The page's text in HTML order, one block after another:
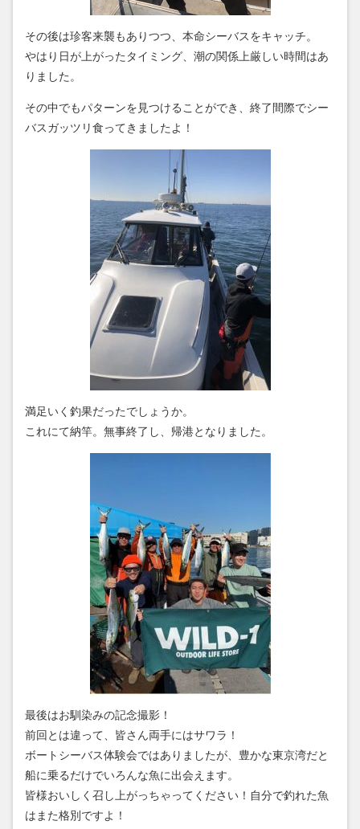
その後は珍客来襲もありつつ、本命シーバスをキャッチ。
やはり日が上がったタイミング、潮の関係上厳しい時間はあ
りました。
その中でもパターンを見つけることができ、終了間際でシー
バスガッツリ食ってきましたよ！
満足いく釣果だったでしょうか。
これにて納竿。無事終了し、帰港となりました。
最後はお馴染みの記念撮影！
前回とは違って、皆さん両手にはサワラ！
ボートシーバス体験会ではありましたが、豊かな東京湾だと
船に乗るだけでいろんな魚に出会えます。
皆様おいしく召し上がっちゃってください！自分で釣れた魚
はまた格別ですよ！